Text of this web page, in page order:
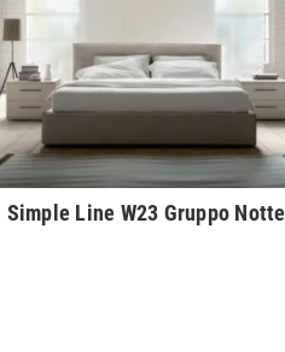
Simple Line W23 Gruppo Notte